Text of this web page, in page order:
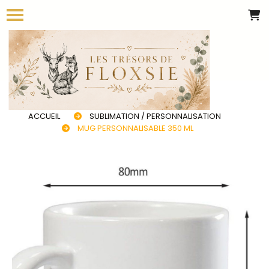
ACCUEIL
SUBLIMATION / PERSONNALISATION
MUG PERSONNALISABLE 350 ML